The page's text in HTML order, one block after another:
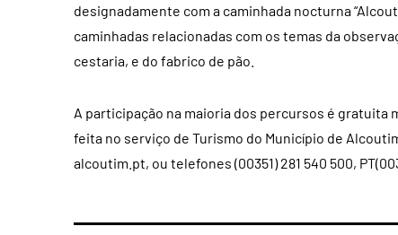
designadamente com a caminhada nocturna
caminhadas relacionadas com os temas da
cestaria, e do fabrico de pão.
A participação na maioria dos percursos é gratuita
feita no serviço de Turismo do Município de
alcoutim.pt, ou telefones (00351) 281 540 500,